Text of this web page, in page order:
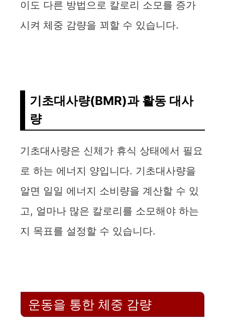
이도 다른 방법으로 칼로리 소모를 증가
시켜 체중 감량을 꾀할 수 있습니다.
기초대사량(BMR)과 활동 대사
량
기초대사량은 신체가 휴식 상태에서 필요
로 하는 에너지 양입니다. 기초대사량을
알면 일일 에너지 소비량을 계산할 수 있
고, 얼마나 많은 칼로리를 소모해야 하는
지 목표를 설정할 수 있습니다.
운동을 통한 체중 감량